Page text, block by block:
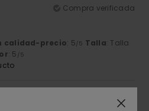
Compra verificada
calidad-precio: 5/5 Talla: Talla
: 5 /5